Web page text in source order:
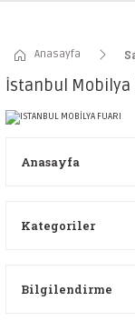
Anasayfa
İstanbul Mobilya
Anasayfa
Kategoriler
Bilgilendirme